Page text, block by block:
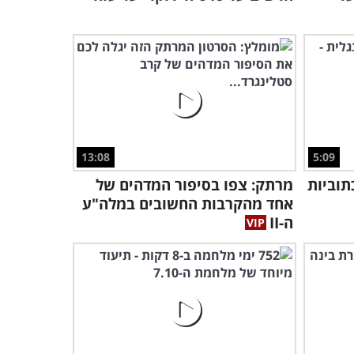
5:09
13:08
מרתק: צפו בסיפור המדהים של
אחד מהקרבות החשובים במלה"ע
ה-II